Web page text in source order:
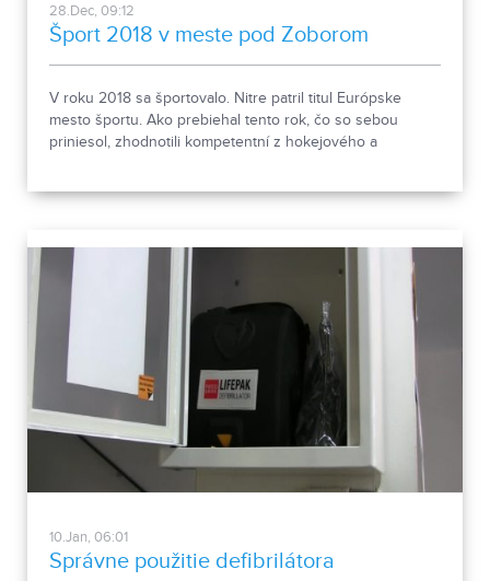
28.Dec, 09:12
Šport 2018 v meste pod Zoborom
V roku 2018 sa športovalo. Nitre patril titul Európske
mesto športu. Ako prebiehal tento rok, čo so sebou
priniesol, zhodnotili kompetentní z hokejového a
10.Jan, 06:01
Správne použitie defibrilátora